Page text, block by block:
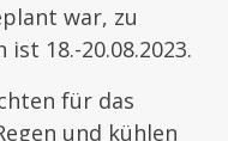
war, zu
18.-20.08.2023.
für das
und kühlen